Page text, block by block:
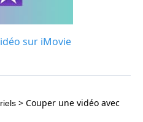
sur iMovie
> Couper une vidéo avec